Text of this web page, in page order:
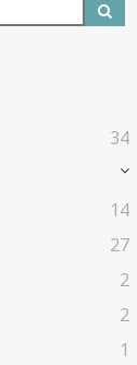
34
14
27
2
2
1